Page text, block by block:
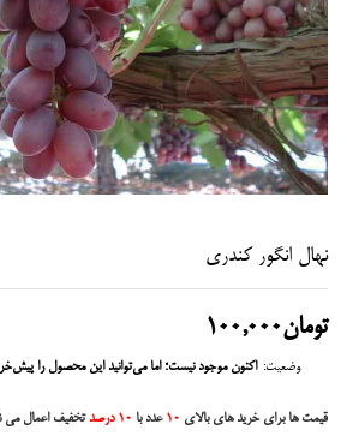
نهال انگور کندری
تومان100,000
وضعیت: اکنون موجود نیست؛ اما می‌توانید این محصول را
قیمت ها برای خرید های بالای 10 عدد با 10 درصد تخفیف اعمال می